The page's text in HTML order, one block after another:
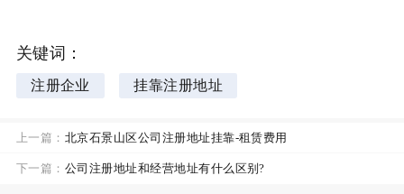
关键词：
注册企业 挂靠注册地址
上一篇： 北京石景山区公司注册地址挂靠-租赁费用
下一篇： 公司注册地址和经营地址有什么区别?